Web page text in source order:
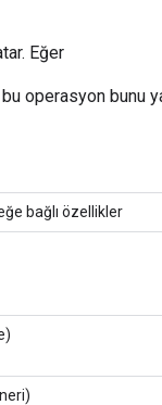
Eğer
operasyon bunu
bağlı özellikler